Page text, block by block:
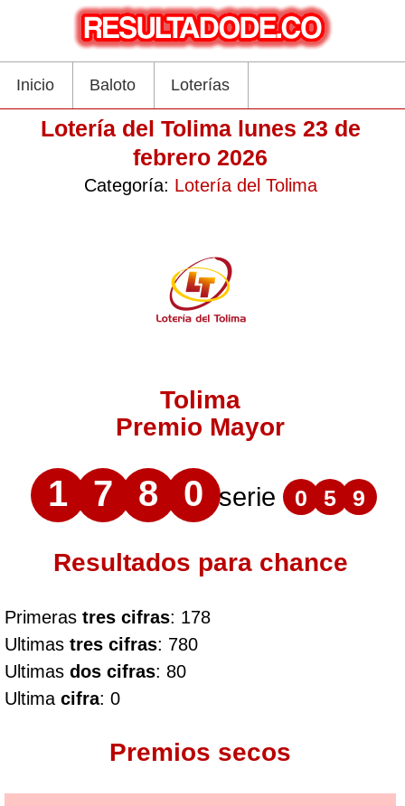
Inicio Baloto Loterías
Lotería del Tolima lunes 23 de
febrero 2026
Categoría: Lotería del Tolima
Tolima
Premio Mayor
1 7 8 0 serie 0 5 9
Resultados para chance
Primeras tres cifras: 178
Ultimas tres cifras: 780
Ultimas dos cifras: 80
Ultima cifra: 0
Premios secos